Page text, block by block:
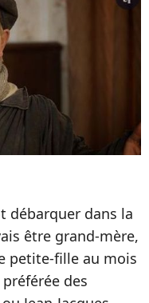
débarquer dans la
être grand-mère,
petite-fille au mois
des